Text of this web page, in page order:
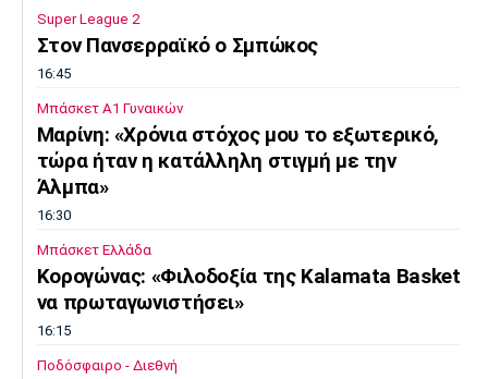
Super League 2
Στον Πανσερραϊκό ο Σμπώκος
16:45
Μπάσκετ Α1 Γυναικών
Μαρίνη: «Χρόνια στόχος μου το εξωτερικό,
τώρα ήταν η κατάλληλη στιγμή με την
Άλμπα»
16:30
Μπάσκετ Ελλάδα
Κορογώνας: «Φιλοδοξία της Kalamata Basket
να πρωταγωνιστήσει»
16:15
Ποδόσφαιρο - Διεθνή